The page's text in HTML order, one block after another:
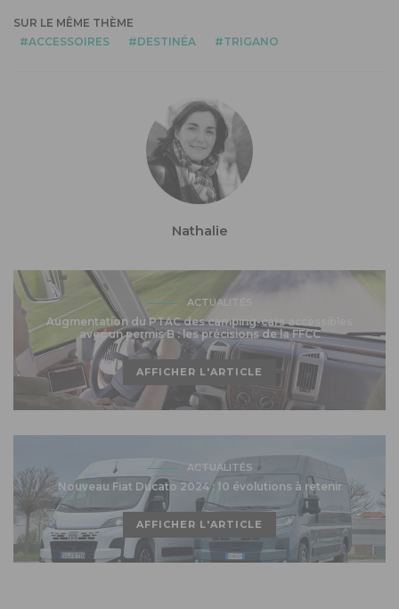
SUR LE MÊME THÈME
ACCESSOIRES
DESTINÉA TRIGANO
Nathalie
ACTUALITÉS
Augmentation du PTAC des camping-cars accessibles
avec un permis B : les précisions de la FFCC
AFFICHER L'ARTICLE
ACTUALITÉS
Nouveau Fiat Ducato 2024 : 10 évolutions à retenir
AFFICHER L'ARTICLE